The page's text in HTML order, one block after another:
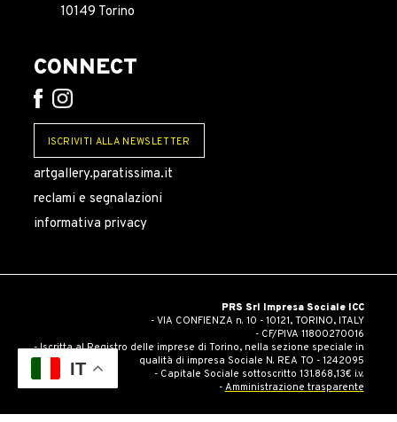
10149 Torino
CONNECT
ISCRIVITI ALLA NEWSLETTER
artgallery.paratissima.it
reclami e segnalazioni
informativa privacy
PRS Srl Impresa Sociale ICC
- VIA CONFIENZA n. 10 - 10121, TORINO, ITALY
- CF/PIVA 11800270016
- Iscritta al Registro delle imprese di Torino, nella sezione speciale in
qualità di impresa Sociale N. REA TO - 1242095
- Capitale Sociale sottoscritto 131.868,13€ i.v.
- Amministrazione trasparente
IT